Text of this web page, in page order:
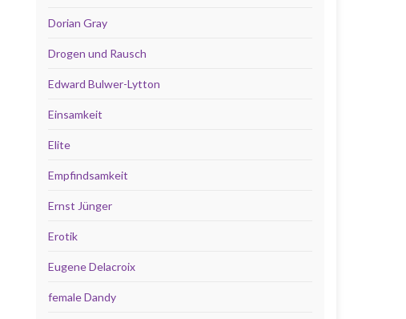
Dorian Gray
Drogen und Rausch
Edward Bulwer-Lytton
Einsamkeit
Elite
Empfindsamkeit
Ernst Jünger
Erotik
Eugene Delacroix
female Dandy